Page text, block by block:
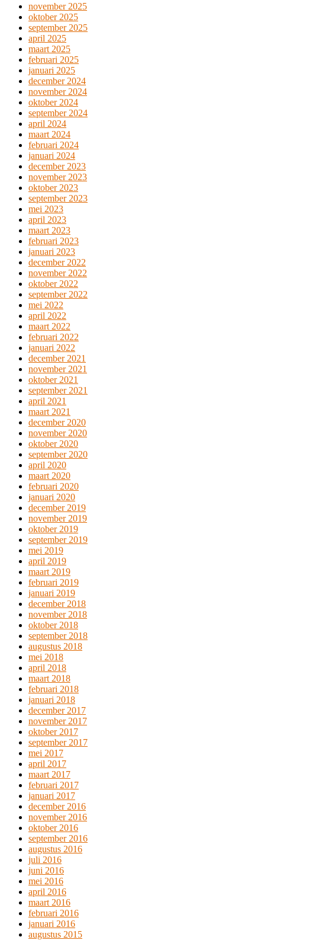
november 2025
oktober 2025
september 2025
april 2025
maart 2025
februari 2025
januari 2025
december 2024
november 2024
oktober 2024
september 2024
april 2024
maart 2024
februari 2024
januari 2024
december 2023
november 2023
oktober 2023
september 2023
mei 2023
april 2023
maart 2023
februari 2023
januari 2023
december 2022
november 2022
oktober 2022
september 2022
mei 2022
april 2022
maart 2022
februari 2022
januari 2022
december 2021
november 2021
oktober 2021
september 2021
april 2021
maart 2021
december 2020
november 2020
oktober 2020
september 2020
april 2020
maart 2020
februari 2020
januari 2020
december 2019
november 2019
oktober 2019
september 2019
mei 2019
april 2019
maart 2019
februari 2019
januari 2019
december 2018
november 2018
oktober 2018
september 2018
augustus 2018
mei 2018
april 2018
maart 2018
februari 2018
januari 2018
december 2017
november 2017
oktober 2017
september 2017
mei 2017
april 2017
maart 2017
februari 2017
januari 2017
december 2016
november 2016
oktober 2016
september 2016
augustus 2016
juli 2016
juni 2016
mei 2016
april 2016
maart 2016
februari 2016
januari 2016
augustus 2015